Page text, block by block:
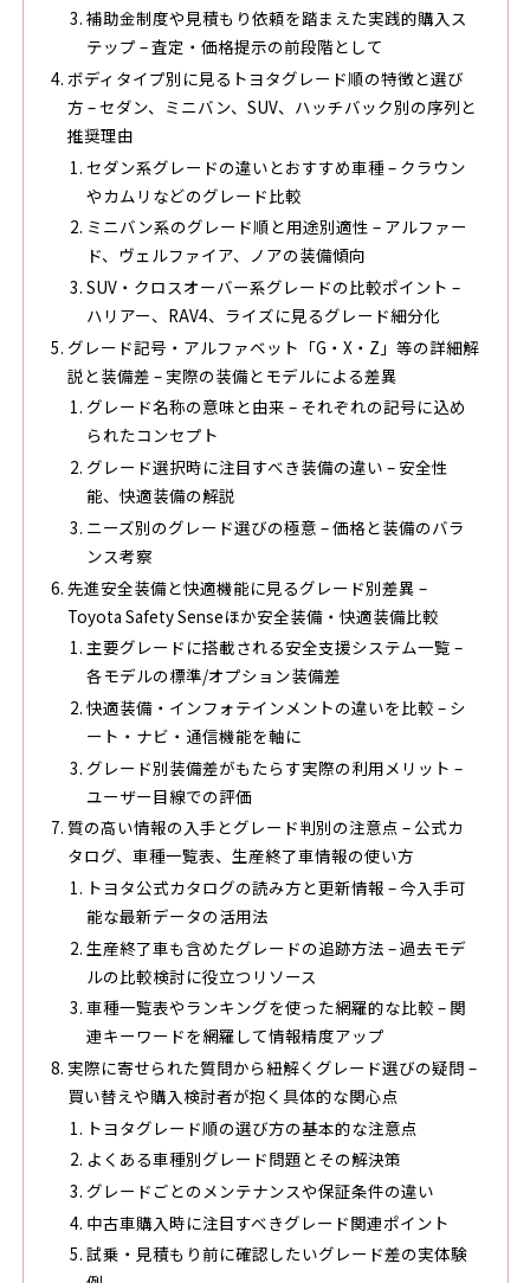
補助金制度や見積もり依頼を踏まえた実践的購入ス
テップ – 査定・価格提示の前段階として
ボディタイプ別に見るトヨタグレード順の特徴と選び
方 – セダン、ミニバン、SUV、ハッチバック別の序列と
推奨理由
セダン系グレードの違いとおすすめ車種 – クラウン
やカムリなどのグレード比較
ミニバン系のグレード順と用途別適性 – アルファー
ド、ヴェルファイア、ノアの装備傾向
SUV・クロスオーバー系グレードの比較ポイント –
ハリアー、RAV4、ライズに見るグレード細分化
グレード記号・アルファベット「G・X・Z」等の詳細解
説と装備差 – 実際の装備とモデルによる差異
グレード名称の意味と由来 – それぞれの記号に込め
られたコンセプト
グレード選択時に注目すべき装備の違い – 安全性
能、快適装備の解説
ニーズ別のグレード選びの極意 – 価格と装備のバラ
ンス考察
先進安全装備と快適機能に見るグレード別差異 –
Toyota Safety Senseほか安全装備・快適装備比較
主要グレードに搭載される安全支援システム一覧 –
各モデルの標準/オプション装備差
快適装備・インフォテインメントの違いを比較 – シ
ート・ナビ・通信機能を軸に
グレード別装備差がもたらす実際の利用メリット –
ユーザー目線での評価
質の高い情報の入手とグレード判別の注意点 – 公式カ
タログ、車種一覧表、生産終了車情報の使い方
トヨタ公式カタログの読み方と更新情報 – 今入手可
能な最新データの活用法
生産終了車も含めたグレードの追跡方法 – 過去モデ
ルの比較検討に役立つリソース
車種一覧表やランキングを使った網羅的な比較 – 関
連キーワードを網羅して情報精度アップ
実際に寄せられた質問から紐解くグレード選びの疑問 –
買い替えや購入検討者が抱く具体的な関心点
トヨタグレード順の選び方の基本的な注意点
よくある車種別グレード問題とその解決策
グレードごとのメンテナンスや保証条件の違い
中古車購入時に注目すべきグレード関連ポイント
試乗・見積もり前に確認したいグレード差の実体験